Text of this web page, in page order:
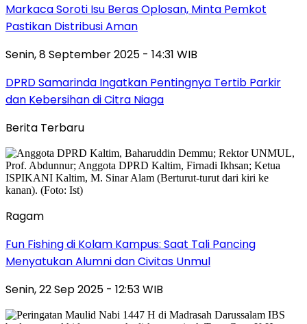
Markaca Soroti Isu Beras Oplosan, Minta Pemkot
Pastikan Distribusi Aman
Senin, 8 September 2025 - 14:31 WIB
DPRD Samarinda Ingatkan Pentingnya Tertib Parkir
dan Kebersihan di Citra Niaga
Berita Terbaru
Ragam
Fun Fishing di Kolam Kampus: Saat Tali Pancing
Menyatukan Alumni dan Civitas Unmul
Senin, 22 Sep 2025 - 12:53 WIB